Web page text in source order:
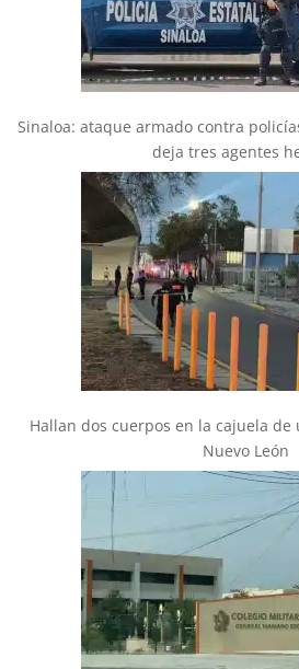
Sinaloa: ataque armado contra
deja tres agentes
Hallan dos cuerpos en la cajuela
Nuevo León